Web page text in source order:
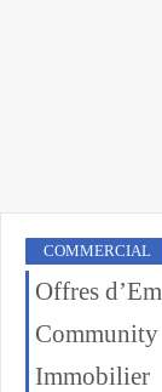
COMMERCIAL
Offres
Community
Immobilier